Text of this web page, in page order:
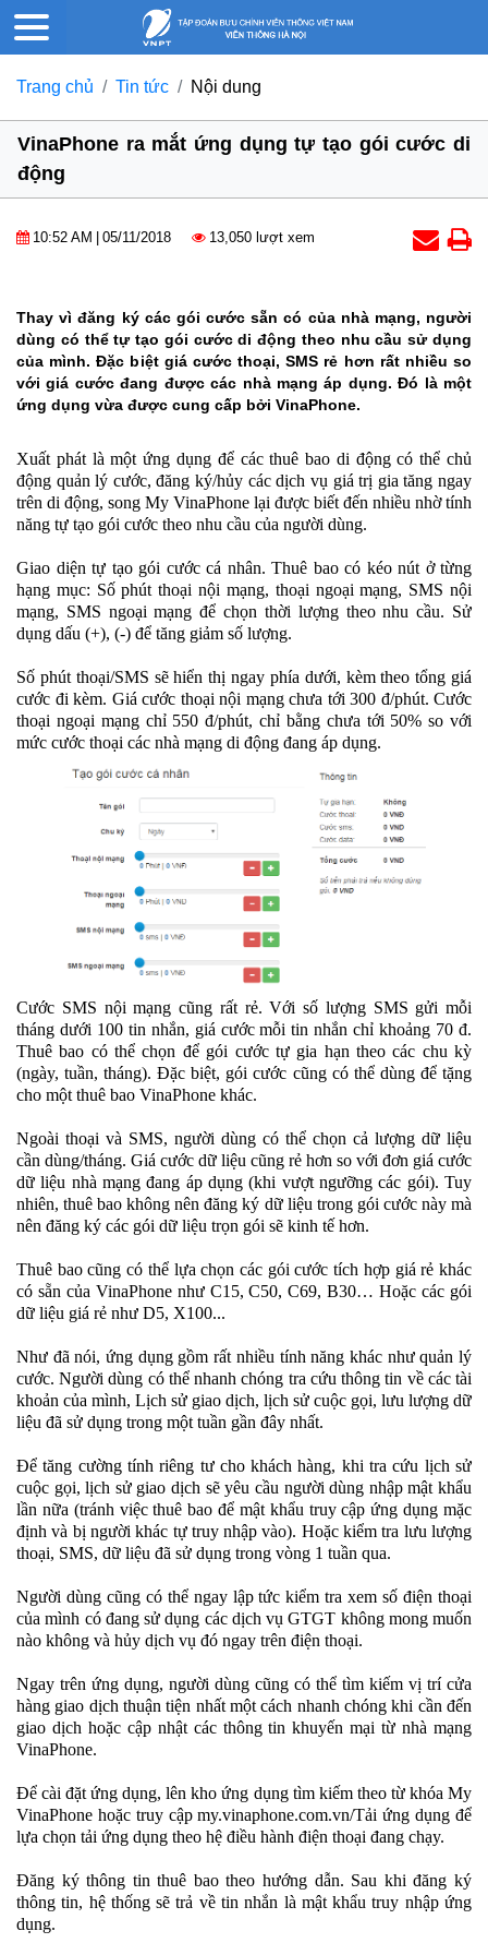
Trang chủ Tin tức Nội dung
VinaPhone ra mắt ứng dụng tự tạo gói cước di
động
10:52 AM 05/11/2018 13,050 lượt xem
Thay vì đăng ký các gói cước sẵn có của nhà mạng, người
dùng có thể tự tạo gói cước di động theo nhu cầu sử dụng
của mình. Đặc biệt giá cước thoại, SMS rẻ hơn rất nhiều so
với giá cước đang được các nhà mạng áp dụng. Đó là một
ứng dụng vừa được cung cấp bởi VinaPhone.
Xuất phát là một ứng dụng để các thuê bao di động có thể chủ
động quản lý cước, đăng ký/hủy các dịch vụ giá trị gia tăng ngay
trên di động, song My VinaPhone lại được biết đến nhiều nhờ tính
năng tự tạo gói cước theo nhu cầu của người dùng.
Giao diện tự tạo gói cước cá nhân. Thuê bao có kéo nút ở từng
hạng mục: Số phút thoại nội mạng, thoại ngoại mạng, SMS nội
mạng, SMS ngoại mạng để chọn thời lượng theo nhu cầu. Sử
dụng dấu (+), (-) để tăng giảm số lượng.
Số phút thoại/SMS sẽ hiển thị ngay phía dưới, kèm theo tổng giá
cước đi kèm. Giá cước thoại nội mạng chưa tới 300 đ/phút. Cước
thoại ngoại mạng chỉ 550 đ/phút, chỉ bằng chưa tới 50% so với
mức cước thoại các nhà mạng di động đang áp dụng.
Cước SMS nội mạng cũng rất rẻ. Với số lượng SMS gửi mỗi
tháng dưới 100 tin nhắn, giá cước mỗi tin nhắn chỉ khoảng 70 đ.
Thuê bao có thể chọn để gói cước tự gia hạn theo các chu kỳ
(ngày, tuần, tháng). Đặc biệt, gói cước cũng có thể dùng để tặng
cho một thuê bao VinaPhone khác.
Ngoài thoại và SMS, người dùng có thể chọn cả lượng dữ liệu
cần dùng/tháng. Giá cước dữ liệu cũng rẻ hơn so với đơn giá cước
dữ liệu nhà mạng đang áp dụng (khi vượt ngưỡng các gói). Tuy
nhiên, thuê bao không nên đăng ký dữ liệu trong gói cước này mà
nên đăng ký các gói dữ liệu trọn gói sẽ kinh tế hơn.
Thuê bao cũng có thể lựa chọn các gói cước tích hợp giá rẻ khác
có sẵn của VinaPhone như C15, C50, C69, B30… Hoặc các gói
dữ liệu giá rẻ như D5, X100...
Như đã nói, ứng dụng gồm rất nhiều tính năng khác như quản lý
cước. Người dùng có thể nhanh chóng tra cứu thông tin về các tài
khoản của mình, Lịch sử giao dịch, lịch sử cuộc gọi, lưu lượng dữ
liệu đã sử dụng trong một tuần gần đây nhất.
Để tăng cường tính riêng tư cho khách hàng, khi tra cứu lịch sử
cuộc gọi, lịch sử giao dịch sẽ yêu cầu người dùng nhập mật khẩu
lần nữa (tránh việc thuê bao để mật khẩu truy cập ứng dụng mặc
định và bị người khác tự truy nhập vào). Hoặc kiểm tra lưu lượng
thoại, SMS, dữ liệu đã sử dụng trong vòng 1 tuần qua.
Người dùng cũng có thể ngay lập tức kiểm tra xem số điện thoại
của mình có đang sử dụng các dịch vụ GTGT không mong muốn
nào không và hủy dịch vụ đó ngay trên điện thoại.
Ngay trên ứng dụng, người dùng cũng có thể tìm kiếm vị trí cửa
hàng giao dịch thuận tiện nhất một cách nhanh chóng khi cần đến
giao dịch hoặc cập nhật các thông tin khuyến mại từ nhà mạng
VinaPhone.
Để cài đặt ứng dụng, lên kho ứng dụng tìm kiếm theo từ khóa My
VinaPhone hoặc truy cập my.vinaphone.com.vn/Tải ứng dụng để
lựa chọn tải ứng dụng theo hệ điều hành điện thoại đang chạy.
Đăng ký thông tin thuê bao theo hướng dẫn. Sau khi đăng ký
thông tin, hệ thống sẽ trả về tin nhắn là mật khẩu truy nhập ứng
dụng.